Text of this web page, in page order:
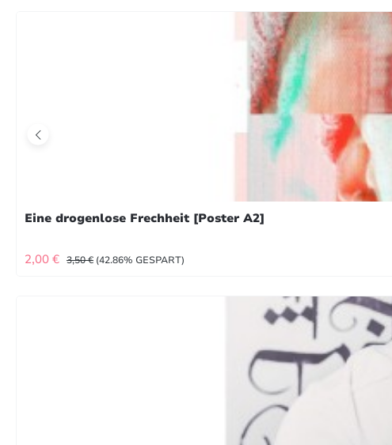
Eine drogenlose Frechheit [Poster A2]
VERKAUFSPREIS:
2,00 € REGULÄRER PREIS:
3,50 € (42.86% GESPART)